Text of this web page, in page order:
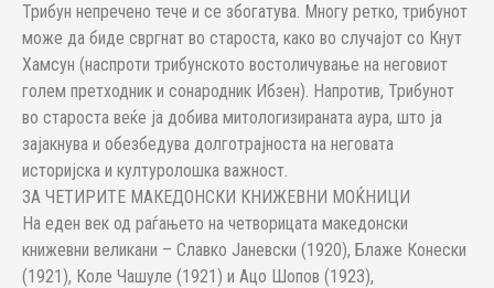
Трибун непречено тече и се збогатува. Многу ретко, трибунот
може да биде свргнат во староста, како во случајот со Кнут
Хамсун (наспроти трибунското востоличување на неговиот
голем претходник и сонародник Ибзен). Напротив, Трибунот
во староста веќе ја добива митологизираната аура, што ја
зајакнува и обезбедува долготрајноста на неговата
историјска и културолошка важност.
ЗА ЧЕТИРИТЕ МАКЕДОНСКИ КНИЖЕВНИ МОЌНИЦИ
На еден век од раѓањето на четворицата македонски
книжевни великани – Славко Јаневски (1920), Блаже Конески
(1921), Коле Чашуле (1921) и Ацо Шопов (1923),